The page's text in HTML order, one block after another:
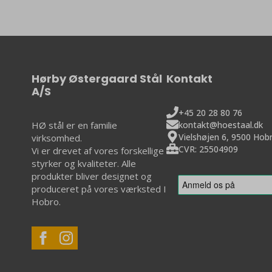
på
på
Hørby Østergaard Stål
A/S
HØ stål er en familie
virksomhed.
Vi er drevet af vores forskellige
styrker og kvaliteter. Alle
produkter bliver designet og
produceret på vores værksted I
Hobro.
Kontakt
+45 20 28 80 76
kontakt@hoestaal.dk
Vielshøjen 6, 9500
CVR: 25504909